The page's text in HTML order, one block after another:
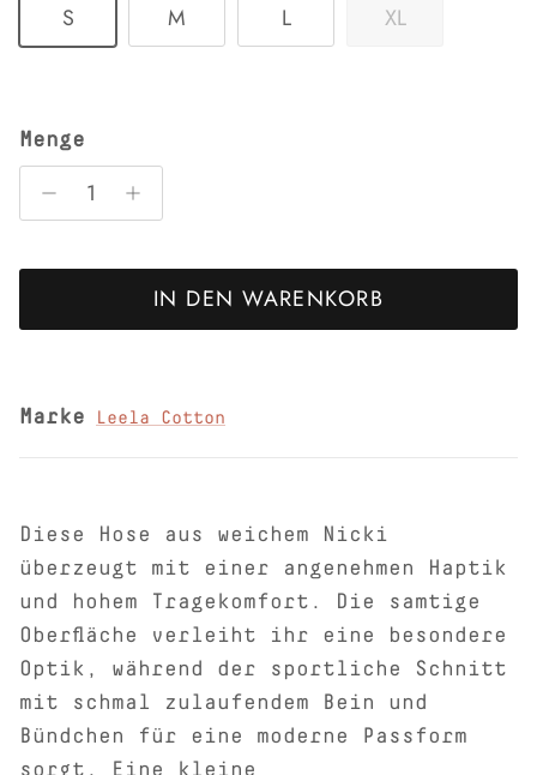
S M L XL
Menge
IN DEN WARENKORB
Marke Leela Cotton
Diese Hose aus weichem Nicki
überzeugt mit einer angenehmen Haptik
und hohem Tragekomfort. Die samtige
Oberfläche verleiht ihr eine besondere
Optik, während der sportliche Schnitt
mit schmal zulaufendem Bein und
Bündchen für eine moderne Passform
sorgt. Eine kleine